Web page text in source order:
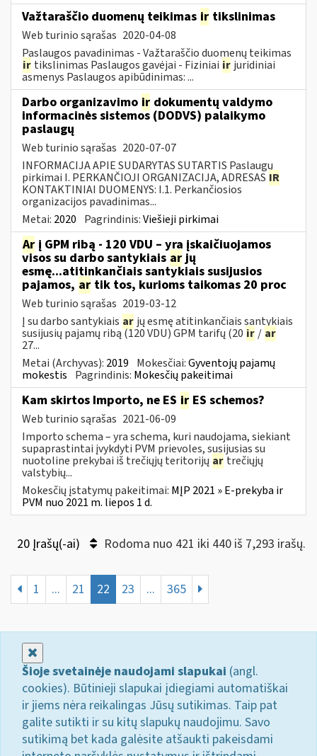
Važtaraščio duomenų teikimas ir tikslinimas
Web turinio sąrašas 2020-04-08
Paslaugos pavadinimas - Važtaraščio duomenų teikimas
ir tikslinimas Paslaugos gavėjai - Fiziniai ir juridiniai
asmenys Paslaugos apibūdinimas: ...
Darbo organizavimo ir dokumentų valdymo
informacinės sistemos (DODVS) palaikymo
paslaugų
Web turinio sąrašas 2020-07-07
INFORMACIJA APIE SUDARYTAS SUTARTIS Paslaugų
pirkimai I. PERKANČIOJI ORGANIZACIJA, ADRESAS IR
KONTAKTINIAI DUOMENYS: I.1. Perkančiosios
organizacijos pavadinimas...
Metai: 2020 Pagrindinis:Viešieji pirkimai
Ar į GPM ribą - 120 VDU – yra įskaičiuojamos
visos su darbo santykiais arjų
esmę...atitinkančiais santykiais susijusios
pajamos, ar tik tos, kurioms taikomas 20 proc
Web turinio sąrašas 2019-03-12
Į su darbo santykiais ar jų esmę atitinkančiais santykiais
susijusių pajamų ribą (120 VDU) GPM tarifų (20 ir / ar
27...
Metai (Archyvas): 2019 Mokesčiai:Gyventojų pajamų
mokestis Pagrindinis: Mokesčių pakeitimai
Kam skirtos Importo, ne ES ir ES schemos?
Web turinio sąrašas 2021-06-09
Importo schema – yra schema, kuri naudojama, siekiant
supaprastintai įvykdyti PVM prievoles, susijusias su
nuotoline prekybai iš trečiųjų teritorijų ar trečiųjų
valstybių...
Mokesčių įstatymų pakeitimai: MĮP 2021 » E-prekyba ir
PVM nuo 2021 m. liepos 1 d.
20 Įrašų(-ai) Rodoma nuo 421 iki 440 iš 7,293 irašų.
1 ... 21 22 23 ... 365
Šioje svetainėje naudojami slapukai (angl.
cookies). Būtinieji slapukai įdiegiami automatiškai
ir jiems nėra reikalingas Jūsų sutikimas. Taip pat
galite sutikti ir su kitų slapukų naudojimu. Savo
sutikimą bet kada galėsite atšaukti pakeisdami